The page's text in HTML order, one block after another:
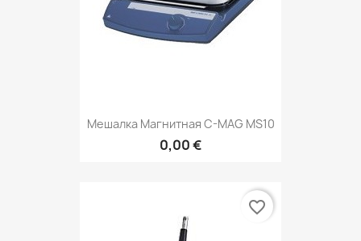
Мешалка Магнитная C-MAG MS10
0,00 €
favorite_border